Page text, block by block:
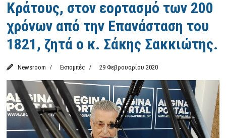
Κράτους, στον εορτασμό των 200
χρόνων από την Επανάσταση του
1821, ζητά ο κ. Σάκης Σακκιώτης.
Newsroom Εκπομπές 29 Φεβρουαρίου 2020